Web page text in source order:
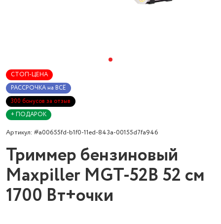
СТОП-ЦЕНА
РАССРОЧКА на ВСЁ
300 бонусов за отзыв
+ ПОДАРОК
Артикул: #a00655fd-b1f0-11ed-843a-00155d7fa946
Триммер бензиновый
Maxpiller MGT-52В 52 см
1700 Вт+очки